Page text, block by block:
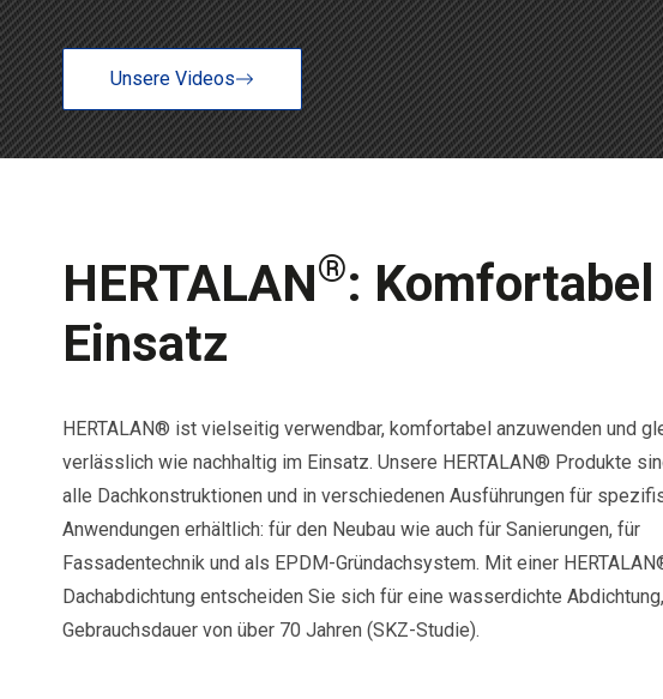
Unsere Videos
HERTALAN®:
Einsatz
HERTALAN® ist vielseitig verwendbar, komfortabel anzuwenden und
verlässlich wie nachhaltig im Einsatz. Unsere HERTALAN® Produkte
alle Dachkonstruktionen und in verschiedenen Ausführungen für
Anwendungen erhältlich: für den Neubau wie auch für Sanierungen, für
Fassadentechnik und als EPDM-Gründachsystem. Mit einer
Dachabdichtung entscheiden Sie sich für eine wasserdichte
Gebrauchsdauer von über 70 Jahren (SKZ-Studie).